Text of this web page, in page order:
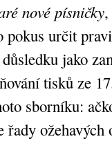
nové písničky
pokus určit
jako
tisků ze
sborníku:
ožehavých